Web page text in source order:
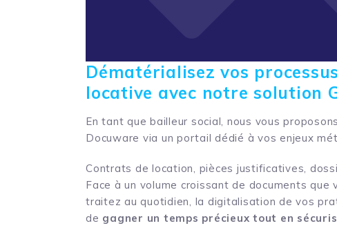
Dématérialisez vos
locative avec notre solution
En tant que bailleur social, nous vous
Docuware via un portail dédié à vos enjeux
Contrats de location, pièces justificatives,
Face à un volume croissant de documents que
traitez au quotidien, la digitalisation de vos
de gagner un temps précieux tout en